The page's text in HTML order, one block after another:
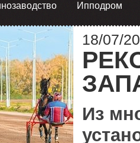
Ипподром
18/07/
Из